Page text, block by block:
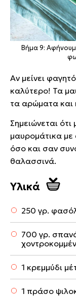
Βήμα 9:
Αν μείνει
καλύτερο! Τα
τα αρώματα και
Σημειώνεται
μαυρομάτικα
όσο και σαν
θαλασσινά.
Υλικά
250 γρ.
700 γρ.
1 κρεμμύδι
1 πράσο